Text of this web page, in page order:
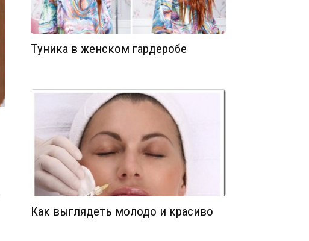
Туника в женском гардеробе
Как выглядеть молодо и красиво